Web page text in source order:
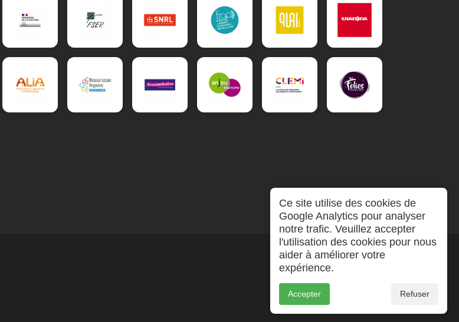
Ce site utilise des cookies de
Google Analytics pour analyser
notre trafic. Veuillez accepter
l'utilisation des cookies pour nous
aider à améliorer votre
expérience.
Accepter Refuser